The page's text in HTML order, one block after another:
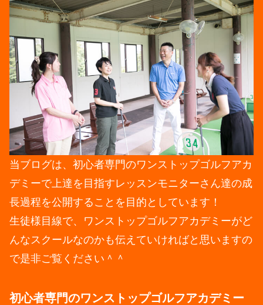
当ブログは、初心者専門のワンストップゴルフアカ
デミーで上達を目指すレッスンモニターさん達の成
長過程を公開することを目的としています！
生徒様目線で、ワンストップゴルフアカデミーがど
んなスクールなのかも伝えていければと思いますの
で是非ご覧ください＾＾
初心者専門のワンストップゴルフアカデミー